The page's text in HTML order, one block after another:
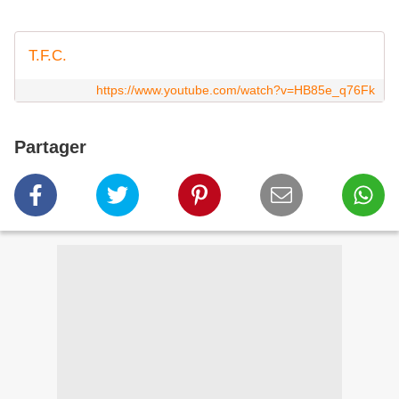
T.F.C.
https://www.youtube.com/watch?v=HB85e_q76Fk
Partager